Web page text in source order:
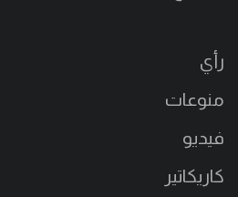
رأي
منوعات
فيديو
كاريكاتير